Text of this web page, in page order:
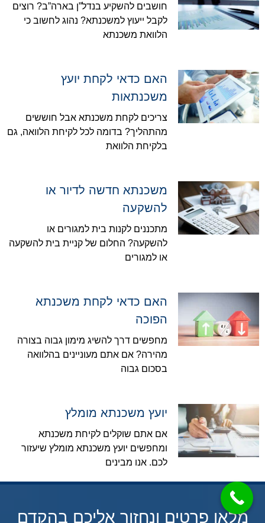
חושבים להשקיע בנדל”ן בארה”ב? רוצים
לקבל ייעוץ למשכנתא? נהוג לחשוב כי
הלוואת משכנתא
האם כדאי לקחת יועץ
משכנתאות
צריכים לקחת משכנתא אבל חוששים
מהתהליך? בדומה לכל לקיחת הלוואה, גם
בלקיחת הלוואת
משכנתא חדשה לדיור או
להשקעה
מתכננים לקנות בית למגורים או
להשקעה? החלום של קניית בית להשקעה
או למגורים
האם כדאי לקחת משכנתא
הפוכה
מחפשים דרך להשיג מימון גבוה בצורה
מהירה? אם אתם מעוניינים בהלוואה
בסכום גבוה
יועץ משכנתא מומלץ
אם אתם שוקלים לקיחת משכנתא
ומחפשים יועץ משכנתא מומלץ שיעזור
לכם. אנו מבינים
מלאו פרטים ונחזור אליכם בהקדם